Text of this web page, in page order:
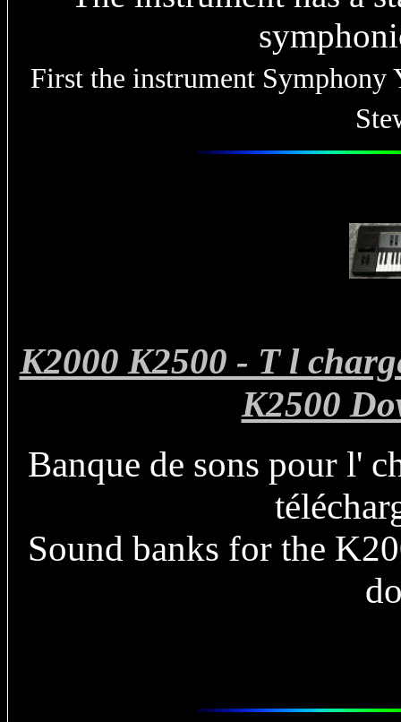
First the instrument Symphony
K2000 K2500 - T l
K2500
Banque de sons pour l'
Sound banks for the